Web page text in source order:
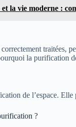
la vie moderne :
traitées,
la purification
de l’espace.
?